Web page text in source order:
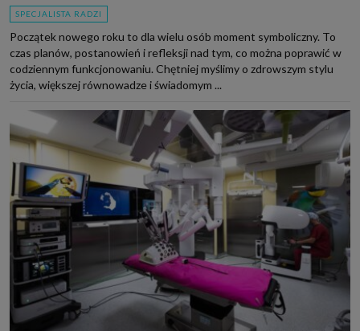
SPECJALISTA RADZI
Początek nowego roku to dla wielu osób moment symboliczny. To
czas planów, postanowień i refleksji nad tym, co można poprawić w
codziennym funkcjonowaniu. Chętniej myślimy o zdrowszym stylu
życia, większej równowadze i świadomym ...